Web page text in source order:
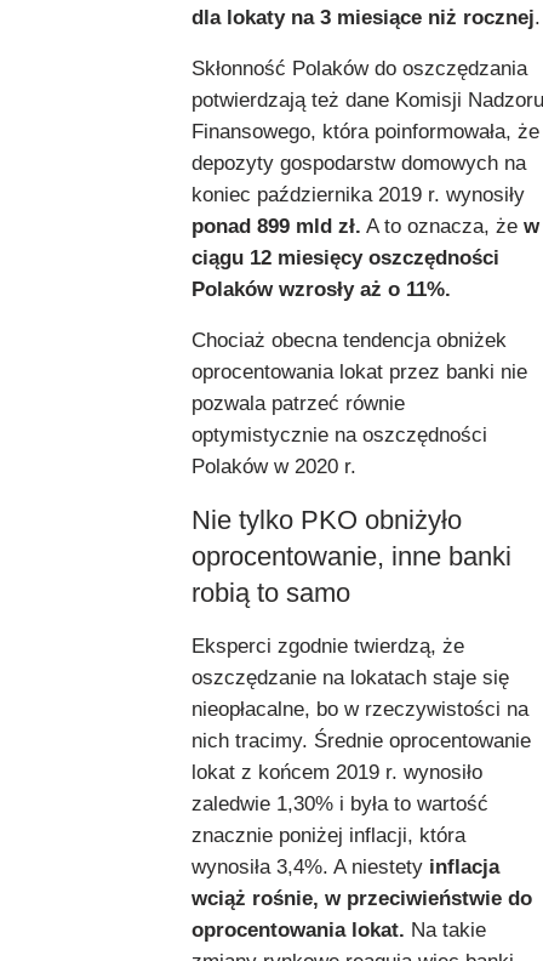
dla lokaty na 3 miesiące niż rocznej.
Skłonność Polaków do oszczędzania
potwierdzają też dane Komisji Nadzoru
Finansowego, która poinformowała, że
depozyty gospodarstw domowych na
koniec października 2019 r. wynosiły
ponad 899 mld zł. A to oznacza, że w
ciągu 12 miesięcy oszczędności
Polaków wzrosły aż o 11%.
Chociaż obecna tendencja obniżek
oprocentowania lokat przez banki nie
pozwala patrzeć równie
optymistycznie na oszczędności
Polaków w 2020 r.
Nie tylko PKO obniżyło
oprocentowanie, inne banki
robią to samo
Eksperci zgodnie twierdzą, że
oszczędzanie na lokatach staje się
nieopłacalne, bo w rzeczywistości na
nich tracimy. Średnie oprocentowanie
lokat z końcem 2019 r. wynosiło
zaledwie 1,30% i była to wartość
znacznie poniżej inflacji, która
wynosiła 3,4%. A niestety inflacja
wciąż rośnie, w przeciwieństwie do
oprocentowania lokat. Na takie